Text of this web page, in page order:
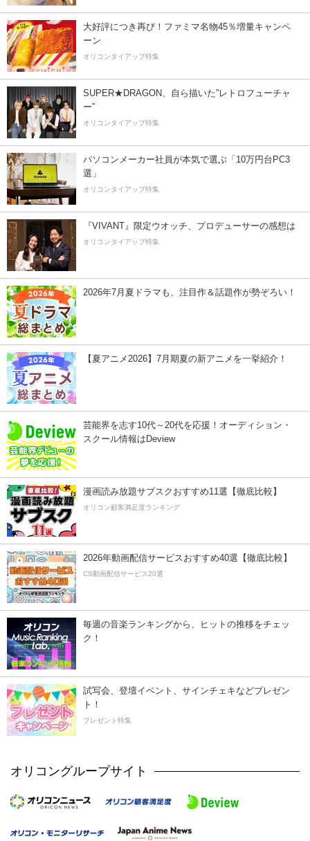
大好評につき再び！ファミマ名物45％増量キャンペ
ーン
オリコンタイアップ特集
SUPER★DRAGON、自ら描いた”レトロフューチャ
ー”
オリコンタイアップ特集
パソコンメーカー社員が本気で選ぶ「10万円台PC3
選」
オリコンタイアップ特集
『VIVANT』限定ウオッチ、プロデューサーの感想は
オリコンタイアップ特集
2026年7月夏ドラマも、注目作＆話題作が勢ぞろい！
【夏アニメ2026】7月期夏の新アニメを一挙紹介！
芸能界を志す10代～20代を応援！オーディション・
スクール情報はDeview
漫画読み放題サブスクおすすめ11選【徹底比較】
オリコン顧客満足度ランキング
2026年動画配信サービスおすすめ40選【徹底比較】
CS動画配信サービス20選
毎週の音楽ランキングから、ヒットの推移をチェッ
ク！
試写会、登壇イベント、サインチェキなどプレゼン
ト！
プレゼント特集
オリコングループサイト